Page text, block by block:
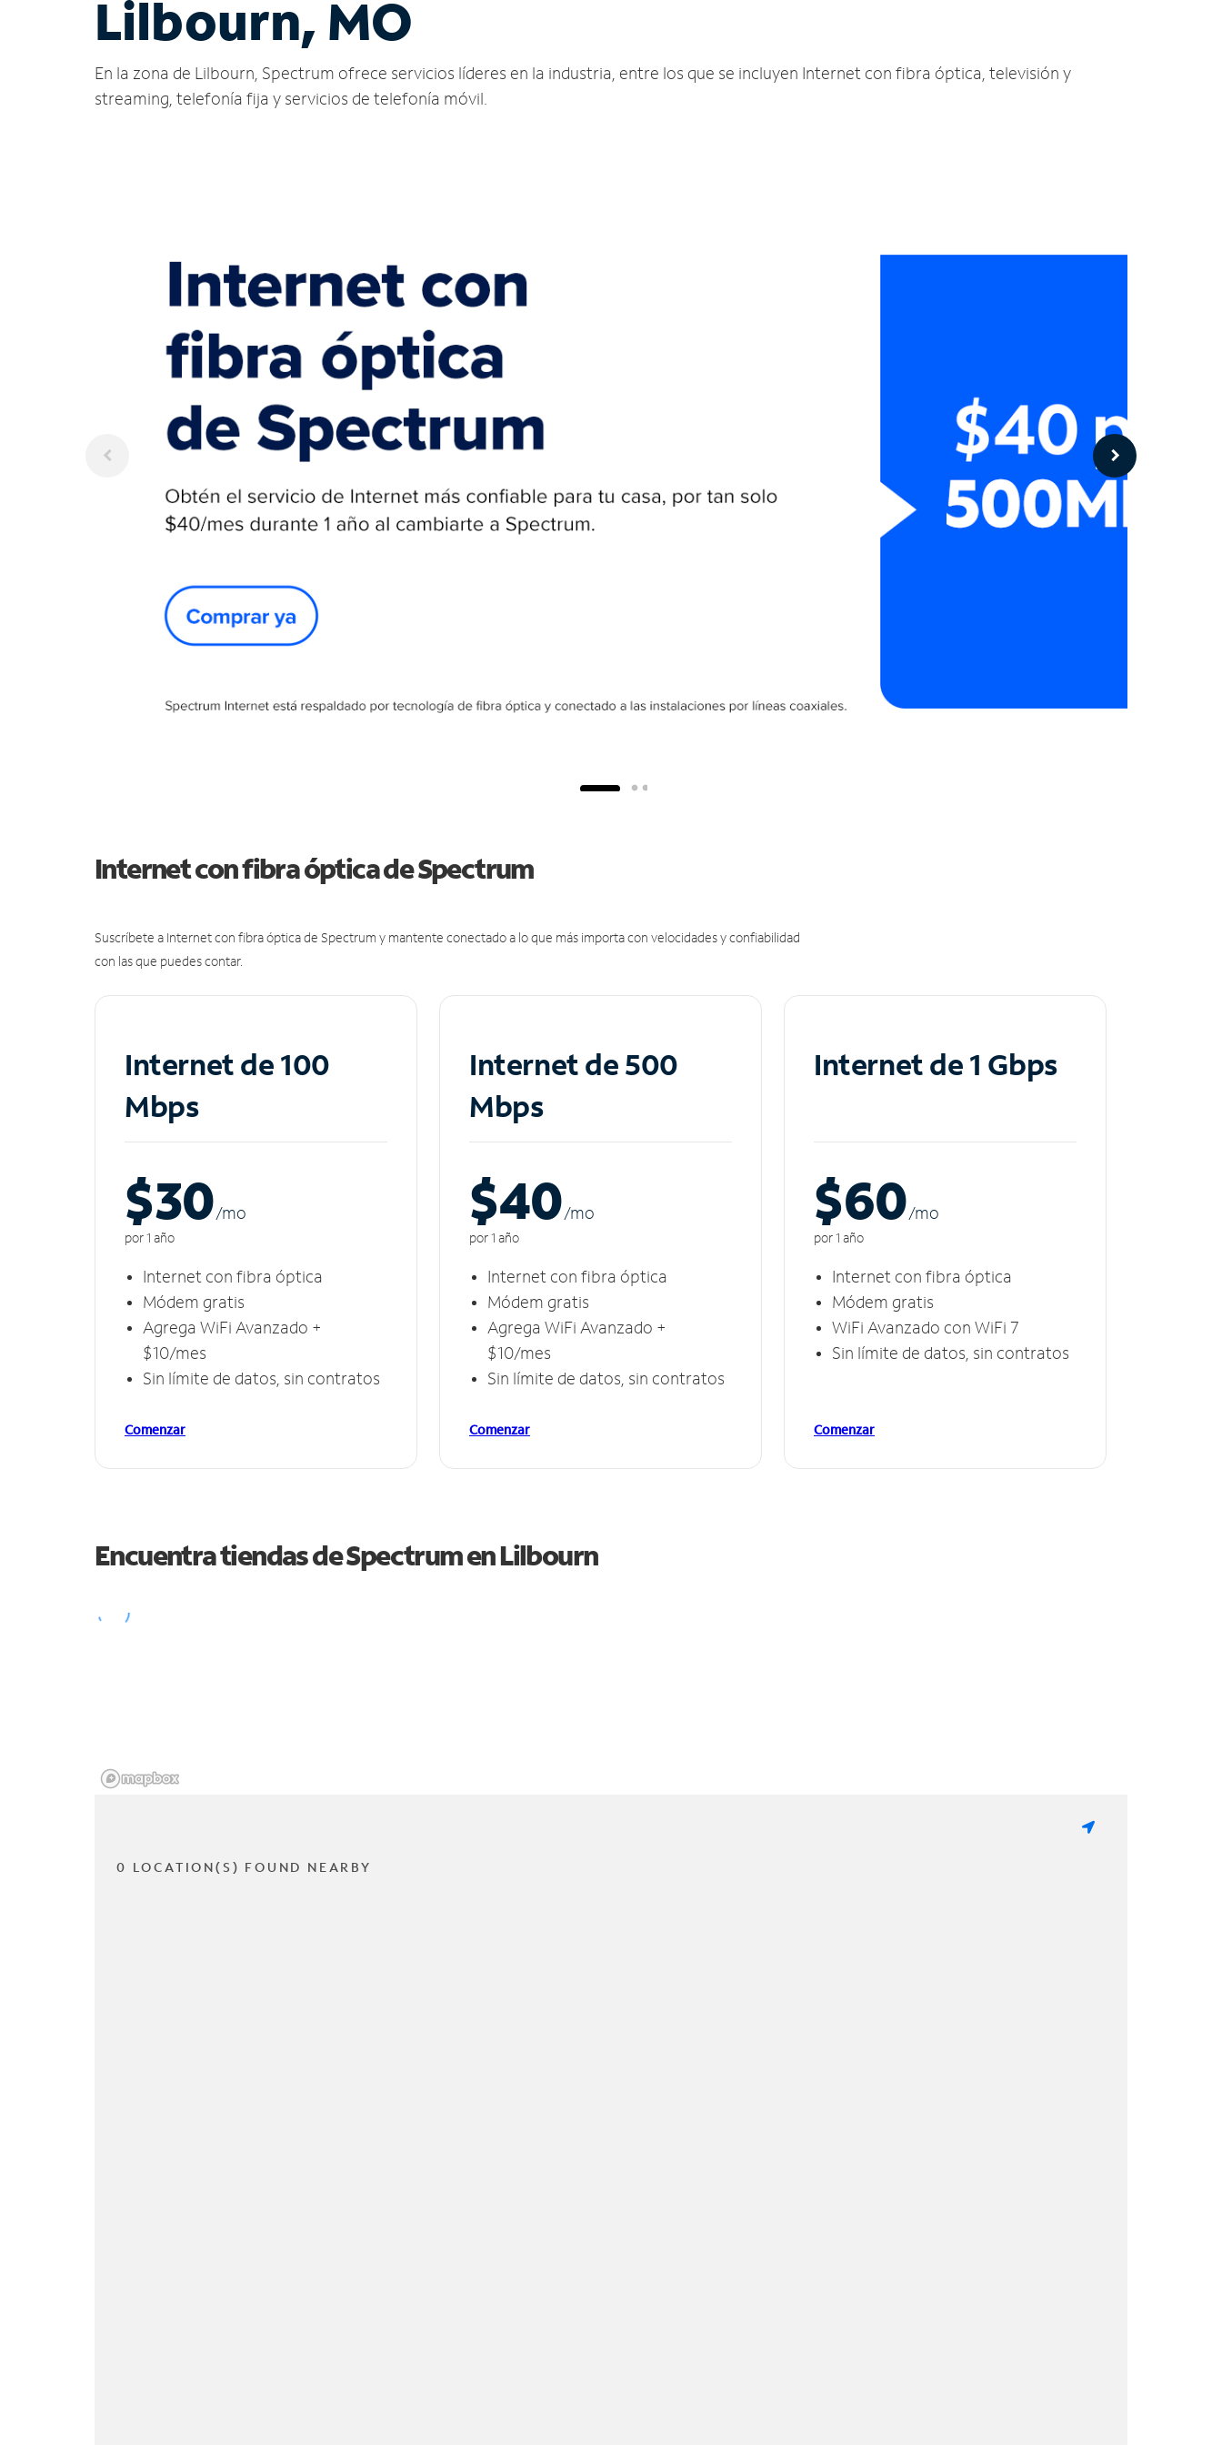
Lilbourn, MO
En la zona de Lilbourn, Spectrum ofrece servicios líderes en la industria, entre los que se incluyen Internet con fibra óptica, televisión y
streaming, telefonía fija y servicios de telefonía móvil.
Internet con fibra óptica de Spectrum
Suscríbete a Internet con fibra óptica de Spectrum y mantente conectado a lo que más importa con velocidades y confiabilidad
con las que puedes contar.
Internet de 100
Mbps
$30/mo
por 1 año
Internet con fibra óptica
Módem gratis
Agrega WiFi Avanzado +
$10/mes
Sin límite de datos, sin contratos
Comenzar
Internet de 500
Mbps
$40/mo
por 1 año
Internet con fibra óptica
Módem gratis
Agrega WiFi Avanzado +
$10/mes
Sin límite de datos, sin contratos
Comenzar
Internet de 1 Gbps
$60/mo
por 1 año
Internet con fibra óptica
Módem gratis
WiFi Avanzado con WiFi 7
Sin límite de datos, sin contratos
Comenzar
Encuentra tiendas de Spectrum enLilbourn
0 LOCATION(S) FOUND NEARBY